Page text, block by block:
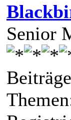
Senior